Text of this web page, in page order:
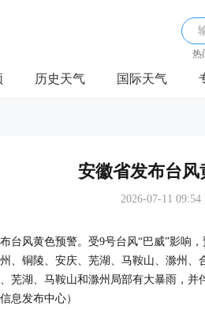
热
历史天气 国际天气
安徽省发布台风
2026-07-11 09:54
台风黄色预警。受9号台风“巴威”影响
、铜陵、安庆、芜湖、马鞍山、滁州
芜湖、马鞍山和滁州局部有大暴雨，
息发布中心）